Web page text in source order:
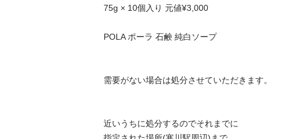
75g × 10個入り 元値¥3,000
POLA ポーラ 石鹸 純白ソープ
需要がない場合は処分させていただきます。
近いうちに処分するのでそれまでに